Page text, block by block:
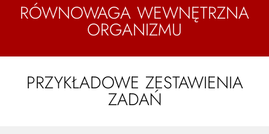
RÓWNOWAGA WEWNĘTRZNA
ORGANIZMU
PRZYKŁADOWE ZESTAWIENIA
ZADAŃ